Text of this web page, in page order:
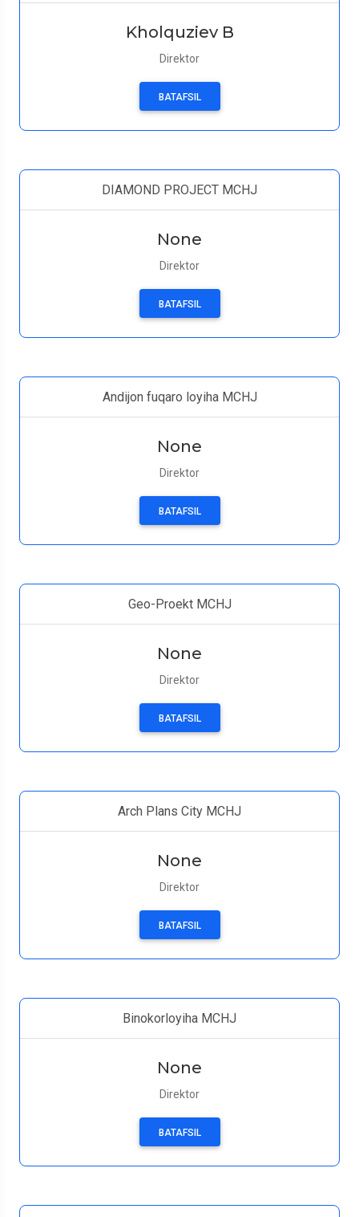
Kholquziev B
Direktor
BATAFSIL
DIAMOND PROJECT MCHJ
None
Direktor
BATAFSIL
Andijon fuqaro loyiha MCHJ
None
Direktor
BATAFSIL
Geo-Proekt MCHJ
None
Direktor
BATAFSIL
Arch Plans City MCHJ
None
Direktor
BATAFSIL
Binokorloyiha MCHJ
None
Direktor
BATAFSIL